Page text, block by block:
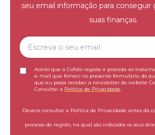
seu email informação para conseguir
suas finanças.
Aceito que a Cofidis registe e proceda ao
e-mail que forneci no presente formulário, do
que eu possa receber a newsletter do website
Consultar a Política de Privacidade
Deverá consultar a Política de Privacidade antes da
processo de registo, na qual são indicados os seus